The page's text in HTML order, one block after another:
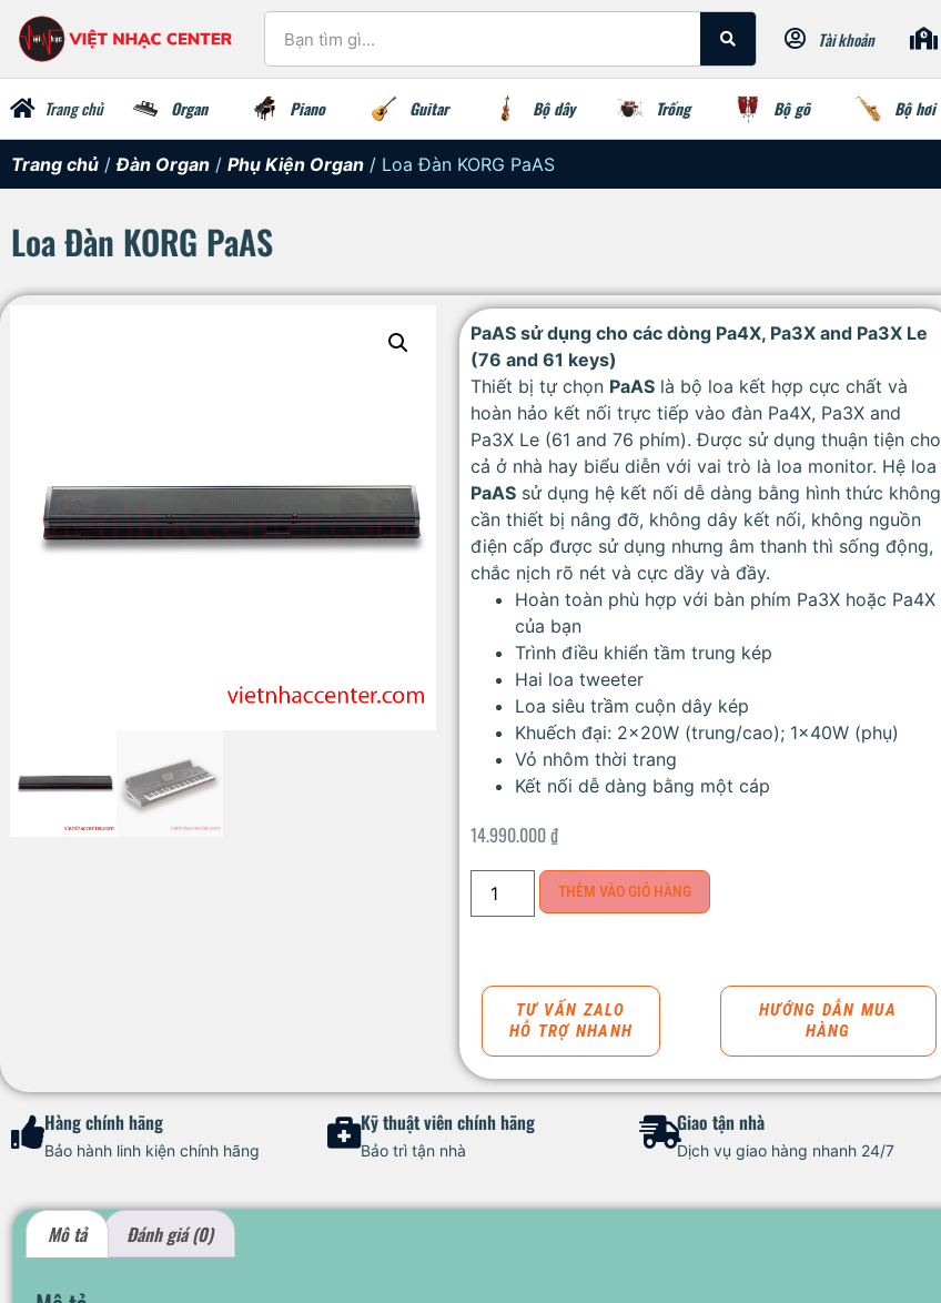
Tài khoản
Trang chủ Organ Piano Guitar Bộ dây Trống Bộ gõ Bộ hơi
Trang chủ /Đàn Organ / Phụ Kiện Organ / Loa Đàn KORG PaAS
Loa Đàn KORG PaAS
PaAS sử dụng cho các dòng Pa4X, Pa3X and Pa3X Le
(76 and 61 keys)
Thiết bị tự chọn PaASlà bộ loa kết hợp cực chất và
hoàn hảo kết nối trực tiếp vào đàn Pa4X, Pa3X and
Pa3X Le (61 and 76 phím). Được sử dụng thuận tiện cho
cả ở nhà hay biểu diễn với vai trò là loa monitor. Hệ loa
PaASsử dụng hệ kết nối dễ dàng bằng hình thức không
cần thiết bị nâng đỡ, không dây kết nối, không nguồn
điện cấp được sử dụng nhưng âm thanh thì sống động,
chắc nịch rõ nét và cực dầy và đầy.
Hoàn toàn phù hợp với bàn phím Pa3X hoặc Pa4X
của bạn
Trình điều khiển tầm trung kép
Hai loa tweeter
Loa siêu trầm cuộn dây kép
Khuếch đại: 2x20W (trung/cao); 1x40W (phụ)
Vỏ nhôm thời trang
Kết nối dễ dàng bằng một cáp
14.990.000₫
THÊM VÀO GIỎ HÀNG
TƯ VẤN ZALO
HỖ TRỢ NHANH
HƯỚNG DẪN MUA
HÀNG
Hàng chính hãng
Bảo hành linh kiện chính hãng
Kỹ thuật viên chính hãng
Bảo trì tận nhà
Giao tận nhà
Dịch vụ giao hàng nhanh 24/7
Mô tả Đánh giá (0)